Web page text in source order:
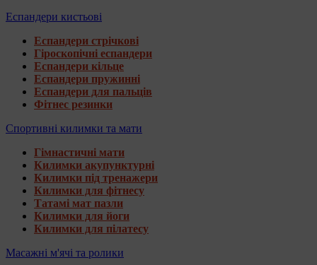
Еспандери кистьові
Еспандери стрічкові
Гіроскопічні еспандери
Еспандери кільце
Еспандери пружинні
Еспандери для пальців
Фітнес резинки
Спортивні килимки та мати
Гімнастичні мати
Килимки акупунктурні
Килимки під тренажери
Килимки для фітнесу
Татамі мат пазли
Килимки для йоги
Килимки для пілатесу
Масажні м'ячі та ролики